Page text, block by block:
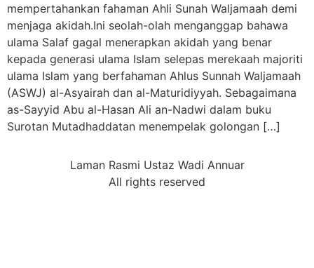
mempertahankan fahaman Ahli Sunah Waljamaah demi
menjaga akidah.Ini seolah-olah menganggap bahawa
ulama Salaf gagal menerapkan akidah yang benar
kepada generasi ulama Islam selepas merekaah majoriti
ulama Islam yang berfahaman Ahlus Sunnah Waljamaah
(ASWJ) al-Asyairah dan al-Maturidiyyah. Sebagaimana
as-Sayyid Abu al-Hasan Ali an-Nadwi dalam buku
Surotan Mutadhaddatan menempelak golongan […]
Laman Rasmi Ustaz Wadi Annuar
All rights reserved